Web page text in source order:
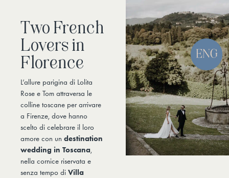
Two French
Lovers in
Florence
L’allure parigina di Lolita
Rose e Tom attraversa le
colline toscane per arrivare
a Firenze, dove hanno
scelto di celebrare il loro
amore con undestination
wedding in Toscana,
nella cornice riservata e
senza tempo diVilla